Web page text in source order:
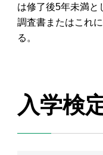
は修了後5年未満と
調査書またはこれ
る。
入学検